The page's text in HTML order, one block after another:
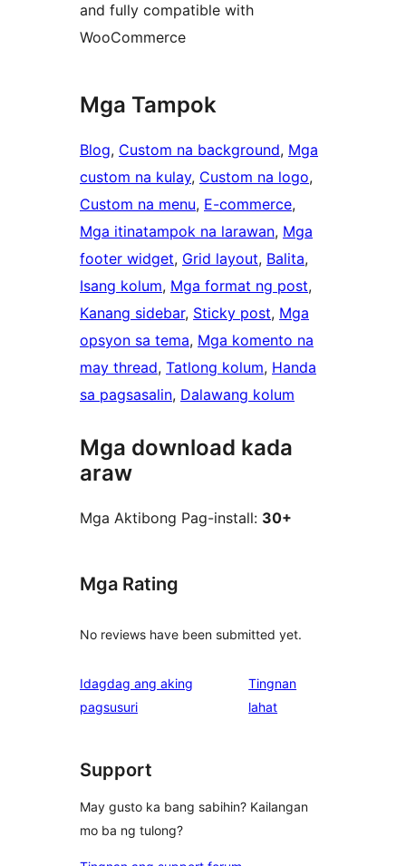
and fully compatible with
WooCommerce
Mga Tampok
Blog, Custom na background, Mga
custom na kulay, Custom na logo
Custom na menu, E-commerce
Mga itinatampok na larawan, Mga
footer widget, Grid layout, Balita
Isang kolum, Mga format ng post
Kanang sidebar, Sticky post, Mga
opsyon sa tema, Mga komento na
may thread, Tatlong kolum, Handa
sa pagsasalin, Dalawang kolum
Mga download kada
araw
Mga Aktibong Pag-install: 30+
Mga Rating
No reviews have been submitted yet.
Idagdag ang aking
pagsusuri
Tingnan
lahatng
Support
May gusto ka bang sabihin? Kailangan
mo ba ng tulong?